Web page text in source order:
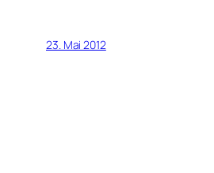
23. Mai 2012